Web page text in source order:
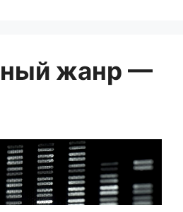
жанр —